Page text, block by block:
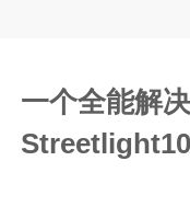
一个全能解